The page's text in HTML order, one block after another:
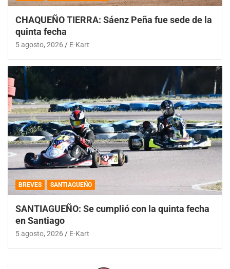
CHAQUEÑO TIERRA: Sáenz Peña fue sede de la
quinta fecha
5 agosto, 2026 E-Kart
BREVES SANTIAGUEÑO
SANTIAGUEÑO: Se cumplió con la quinta fecha
en Santiago
5 agosto, 2026 E-Kart